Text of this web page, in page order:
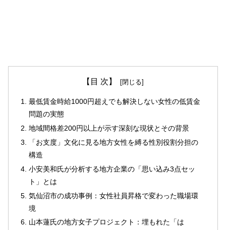
【目 次】
最低賃金時給1000円超えでも解決しない女性の低賃金
問題の実態
地域間格差200円以上が示す深刻な現状とその背景
「お支度」文化に見る地方女性を縛る性別役割分担の
構造
小安美和氏が分析する地方企業の「思い込み3点セッ
ト」とは
気仙沼市の成功事例：女性社員昇格で変わった職場環
境
山本蓮氏の地方女子プロジェクト：埋もれた「は